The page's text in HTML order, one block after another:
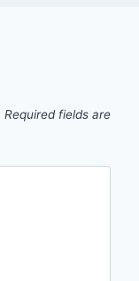
Required fields are